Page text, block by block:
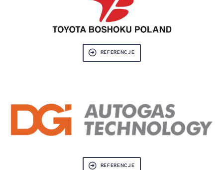
REFERENCJE
REFERENCJE